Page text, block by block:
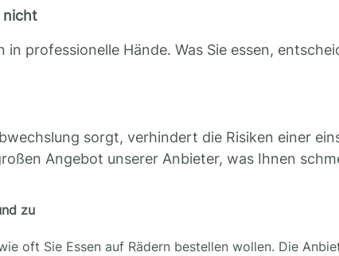
nicht
in professionelle Hände. Was Sie essen,
sorgt, verhindert die Risiken einer
Angebot unserer Anbieter, was Ihnen
zu
oft Sie Essen auf Rädern bestellen wollen. Die